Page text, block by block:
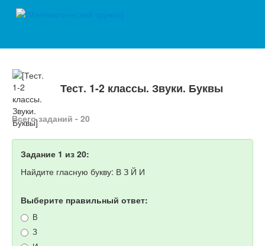
Тест. 1-2 классы. Звуки. Буквы
Всего заданий - 20
Задание 1 из 20:
Найдите гласную букву: В З Й И
Выберите правильный ответ:
В
З